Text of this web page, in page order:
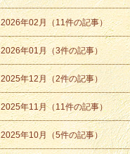
2026年02月（11件の記事）
2026年01月（3件の記事）
2025年12月（2件の記事）
2025年11月（11件の記事）
2025年10月（5件の記事）